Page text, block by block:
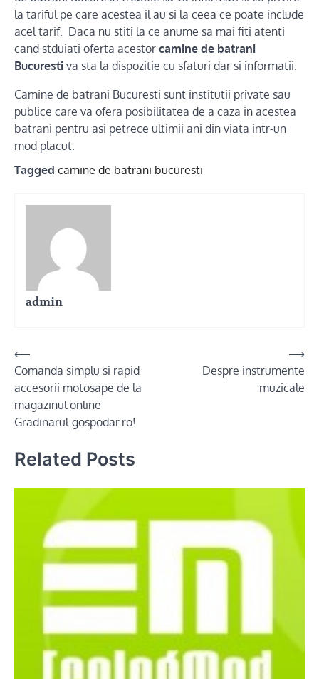
la tariful pe care acestea il au si la ceea ce poate include
acel tarif. Daca nu stiti la ce anume sa mai fiti atenti
cand stduiati oferta acestor camine de batrani
Bucuresti va sta la dispozitie cu sfaturi dar si informatii.
Camine de batrani Bucuresti sunt institutii private sau
publice care va ofera posibilitatea de a caza in acestea
batrani pentru asi petrece ultimii ani din viata intr-un
mod placut.
Tagged camine de batrani bucuresti
admin
Post
navigation
⟵
Comanda simplu si rapid
accesorii motosape de la
magazinul online
Gradinarul-gospodar.ro!
Despre instrumente
muzicale
⟶
Related Posts